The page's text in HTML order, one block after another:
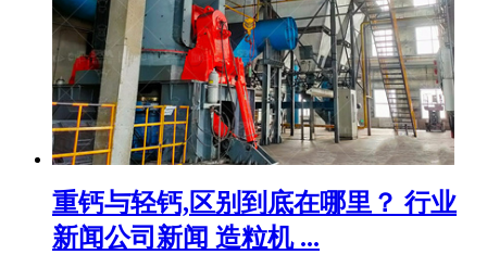
重钙与轻钙,区别到底在哪里？ 行业
新闻公司新闻 造粒机 ...